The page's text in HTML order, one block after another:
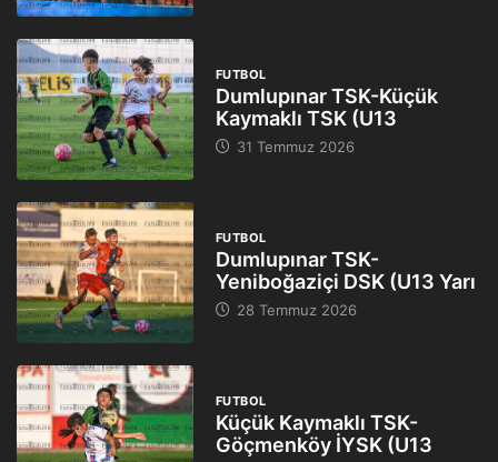
FUTBOL
Dumlupınar TSK-Küçük
Kaymaklı TSK (U13
31 Temmuz 2026
FUTBOL
Dumlupınar TSK-
Yeniboğaziçi DSK (U13 Yarı
28 Temmuz 2026
FUTBOL
Küçük Kaymaklı TSK-
Göçmenköy İYSK (U13